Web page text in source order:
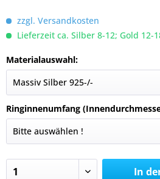
zzgl. Versandkosten
Lieferzeit ca. Silber 8-12; Gold 12-
Materialauswahl:
Ringinnenumfang
In